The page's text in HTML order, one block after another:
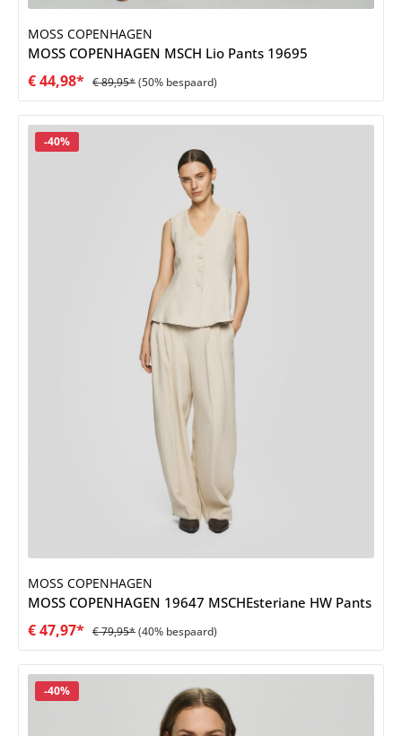
MOSS COPENHAGEN
MOSS COPENHAGEN MSCH Lio Pants 19695
€ 44,98* € 89,95*(50% bespaard)
Korting
-40%
MOSS COPENHAGEN
MOSS COPENHAGEN 19647 MSCHEsteriane HW Pants
€ 47,97* € 79,95*(40% bespaard)
Korting
-40%